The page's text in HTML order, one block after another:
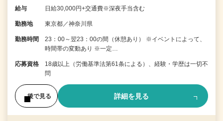
給与 日給30,000円+交通費※深夜手当含む
勤務地 東京都／神奈川県
勤務時間
23：00～翌23：00の間（休憩あり） ※イベントによって、
時間帯の変動あり ※一定…
応募資格
18歳以上（労働基準法第61条による）、経験・学歴は一切不
問
後で見る 詳細を見る